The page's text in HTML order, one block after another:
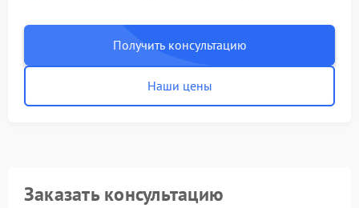
Получить консультацию
Наши цены
Заказать консультацию